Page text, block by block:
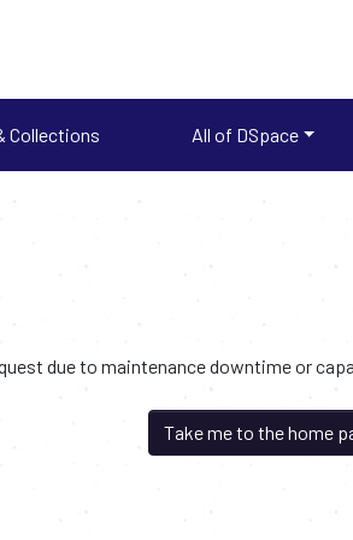
Collections All of DSpace
due to maintenance downtime or
Take me to the home